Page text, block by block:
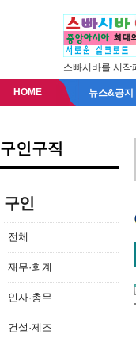
스빠시바를 시
HOME 뉴스&공지
구인구직
구인
전체
재무·회계
인사·총무
건설·제조